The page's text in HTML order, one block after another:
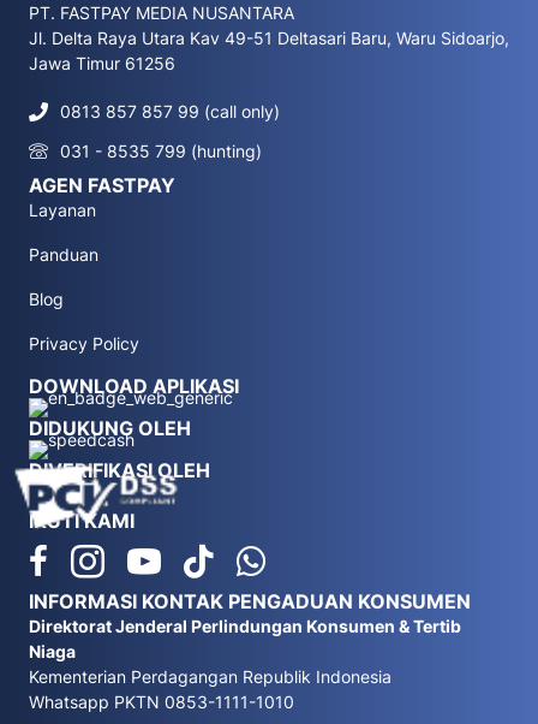
PT. FASTPAY MEDIA NUSANTARA
Jl. Delta Raya Utara Kav 49-51 Deltasari Baru, Waru Sidoarjo,
Jawa Timur 61256
0813 857 857 99 (call only)
031 - 8535 799 (hunting)
AGEN FASTPAY
Layanan
Panduan
Blog
Privacy Policy
DOWNLOAD APLIKASI
DIDUKUNG OLEH
DIVERIFIKASI OLEH
IKUTI KAMI
INFORMASI KONTAK PENGADUAN KONSUMEN
Direktorat Jenderal Perlindungan Konsumen & Tertib
Niaga
Kementerian Perdagangan Republik Indonesia
Whatsapp PKTN 0853-1111-1010